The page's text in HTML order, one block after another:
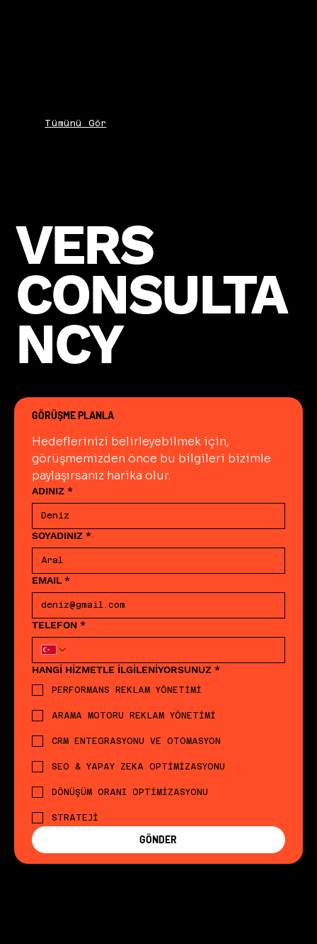
Tümünü Gör
VERS
CONSULTA
NCY
VERS
CONSULTA
NCY
GÖRÜŞME PLANLA
Hedeflerinizi belirleyebilmek için,
görüşmemizden önce bu bilgileri bizimle
paylaşırsanız harika olur.
ADINIZ *
SOYADINIZ *
EMAIL *
TELEFON *
HANGİ HİZMETLE İLGİLENİYORSUNUZ *
PERFORMANS REKLAM YÖNETİMİ
ARAMA MOTORU REKLAM YÖNETİMİ
CRM ENTEGRASYONU VE OTOMASYON
SEO & YAPAY ZEKA OPTİMİZASYONU
DÖNÜŞÜM ORANI OPTİMİZASYONU
STRATEJİ
GÖNDER